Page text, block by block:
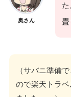
奥さん
た
畳
（サバニ準備
ので楽天トラ